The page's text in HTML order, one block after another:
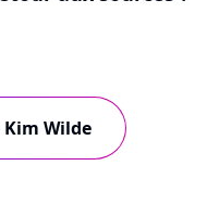
Wilde